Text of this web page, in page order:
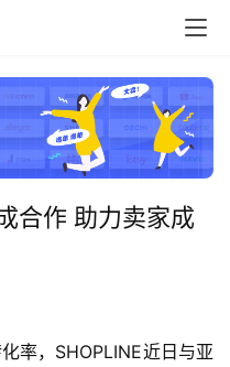
合作 助力卖家成
率，SHOPLINE近日与亚